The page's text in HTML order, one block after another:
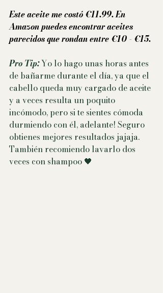
Este aceite me costó €11.99. En
Amazon puedes encontrar aceites
parecidos que rondan entre €10 - €15.
Pro Tip: Yo lo hago unas horas antes
de bañarme durante el día, ya que el
cabello queda muy cargado de aceite
y a veces resulta un poquito
incómodo, pero si te sientes cómoda
durmiendo con él, adelante! Seguro
obtienes mejores resultados jajaja.
También recomiendo lavarlo dos
veces con shampoo 🖤